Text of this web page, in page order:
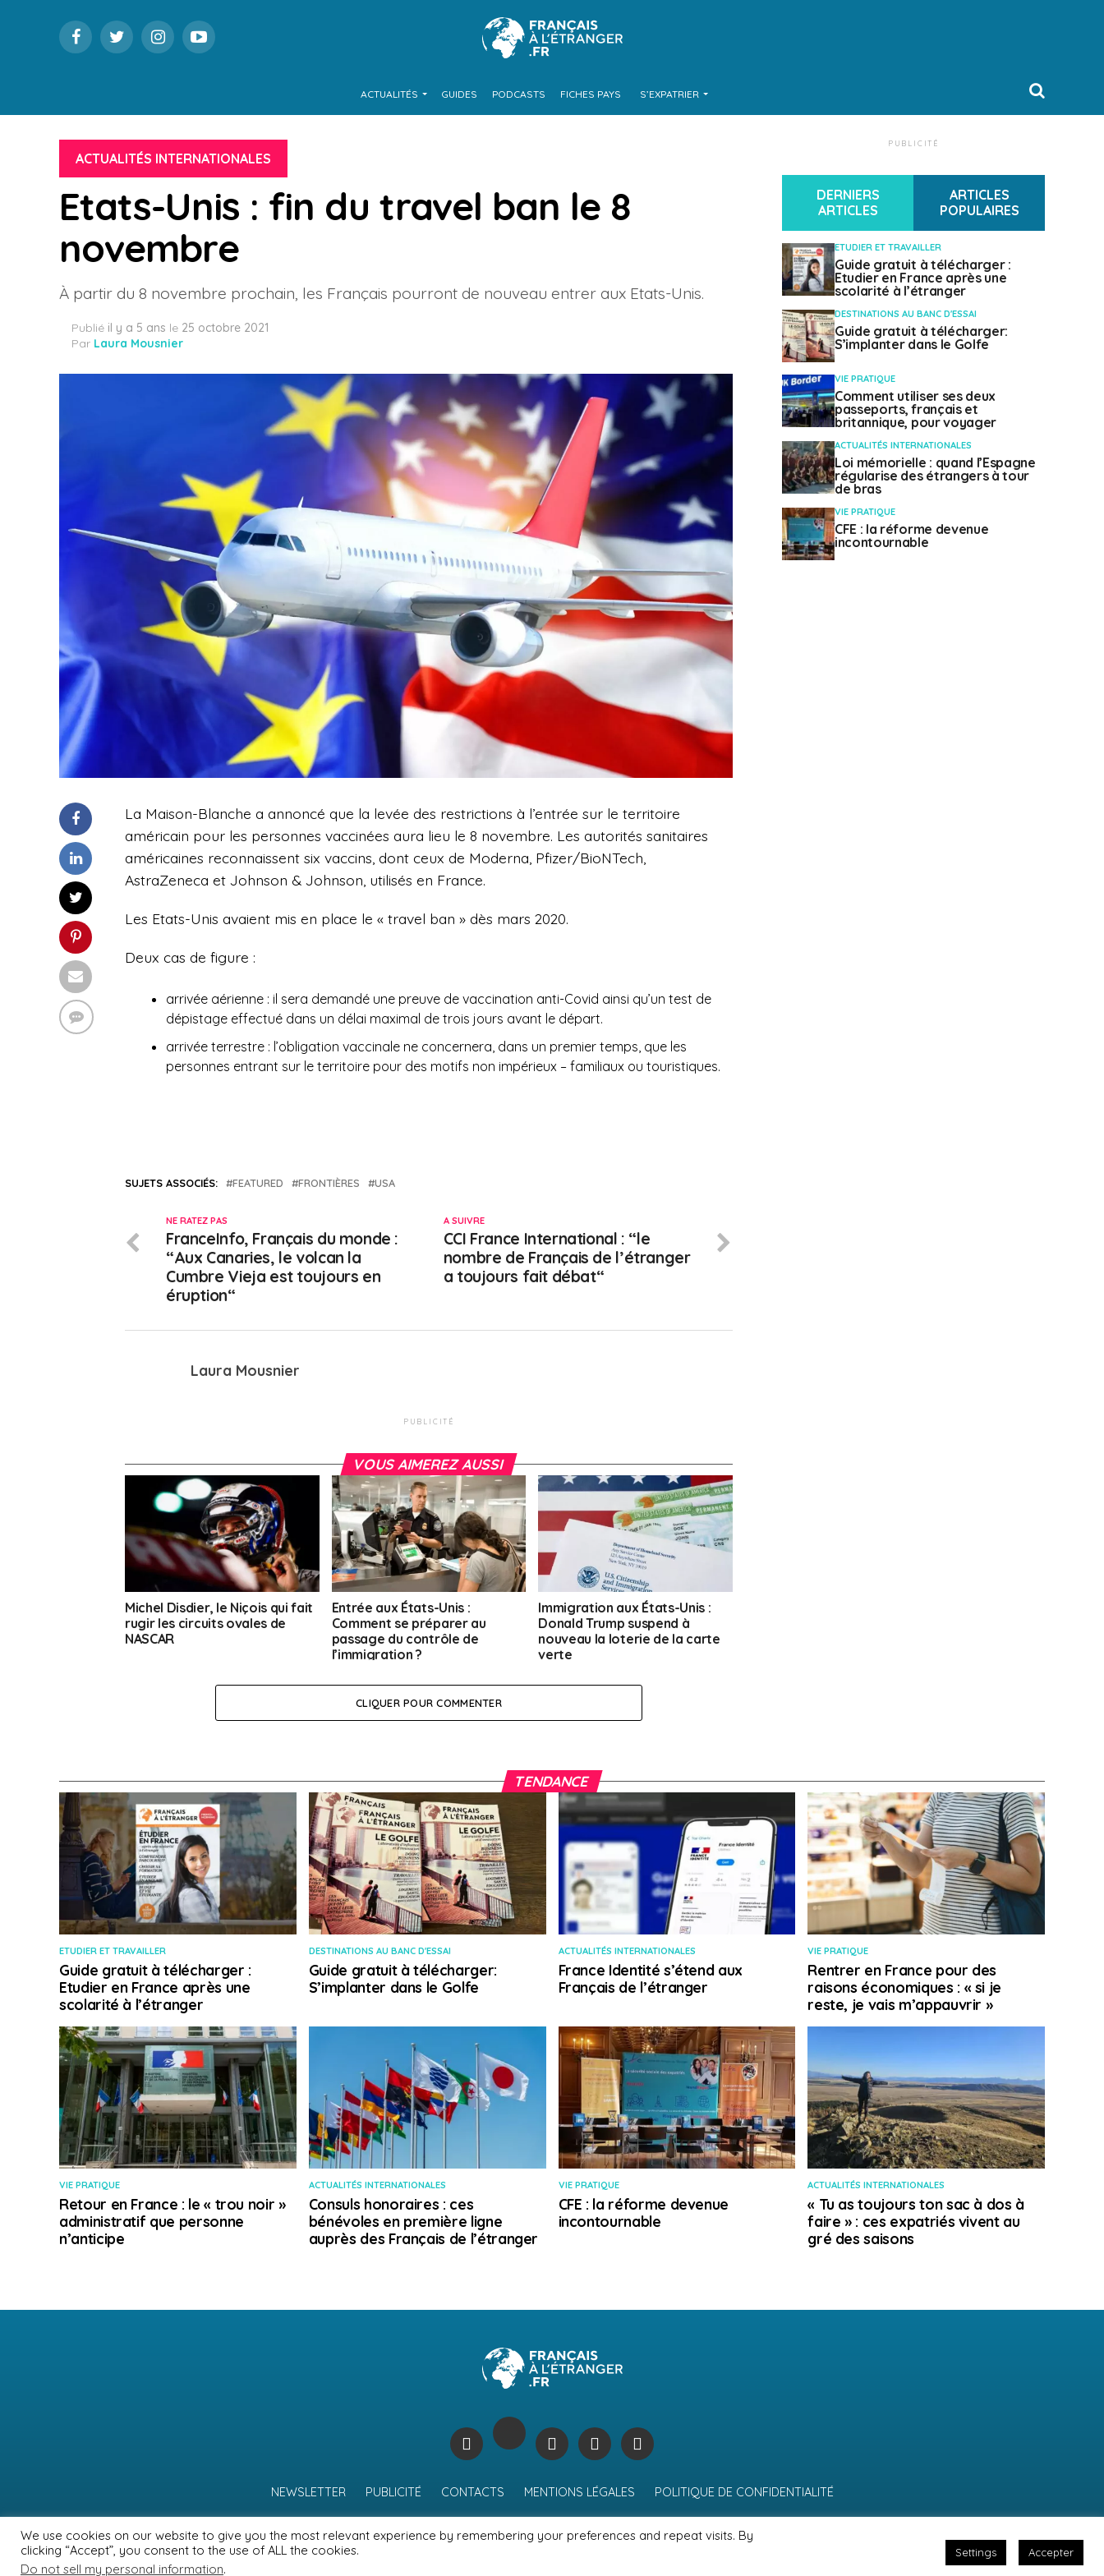
ACTUALITÉS GUIDES PODCASTS FICHES PAYS S’EXPATRIER
ACTUALITÉS INTERNATIONALES
Etats-Unis : fin du travel ban le 8
novembre
À partir du 8 novembre prochain, les Français pourront de nouveau entrer aux Etats-Unis.
Publié il y a 5 ans le 25 octobre 2021
Par Laura Mousnier
La Maison-Blanche a annoncé que la levée des restrictions à l’entrée sur le territoire
américain pour les personnes vaccinées aura lieu le 8 novembre. Les autorités sanitaires
américaines reconnaissent six vaccins, dont ceux de Moderna, Pfizer/BioNTech,
AstraZeneca et Johnson & Johnson, utilisés en France.
Les Etats-Unis avaient mis en place le « travel ban » dès mars 2020.
Deux cas de figure :
arrivée aérienne : il sera demandé une preuve de vaccination anti-Covid ainsi qu’un test de
dépistage effectué dans un délai maximal de trois jours avant le départ.
arrivée terrestre : l’obligation vaccinale ne concernera, dans un premier temps, que les
personnes entrant sur le territoire pour des motifs non impérieux – familiaux ou touristiques.
SUJETS ASSOCIÉS: FEATURED FRONTIÈRES USA
A SUIVRE
CCI France International : “le
nombre de Français de l’étranger
a toujours fait débat“
NE RATEZ PAS
FranceInfo, Français du monde :
“Aux Canaries, le volcan la
Cumbre Vieja est toujours en
éruption“
Laura Mousnier
PUBLICITÉ
VOUS AIMEREZ AUSSI
Michel Disdier, le Niçois qui fait
rugir les circuits ovales de
NASCAR
Entrée aux États-Unis :
Comment se préparer au
passage du contrôle de
l’immigration ?
Immigration aux États-Unis :
Donald Trump suspend à
nouveau la loterie de la carte
verte
CLIQUER POUR COMMENTER
PUBLICITÉ
DERNIERS
ARTICLES
ARTICLES
POPULAIRES
ETUDIER ET TRAVAILLER
Guide gratuit à télécharger :
Etudier en France après une
scolarité à l’étranger
DESTINATIONS AU BANC D'ESSAI
Guide gratuit à télécharger:
S’implanter dans le Golfe
VIE PRATIQUE
Comment utiliser ses deux
passeports, français et
britannique, pour voyager
ACTUALITÉS INTERNATIONALES
Loi mémorielle : quand l’Espagne
régularise des étrangers à tour
de bras
VIE PRATIQUE
CFE : la réforme devenue
incontournable
TENDANCE
ETUDIER ET TRAVAILLER
Guide gratuit à télécharger :
Etudier en France après une
scolarité à l’étranger
DESTINATIONS AU BANC D'ESSAI
Guide gratuit à télécharger:
S’implanter dans le Golfe
ACTUALITÉS INTERNATIONALES
France Identité s’étend aux
Français de l’étranger
VIE PRATIQUE
Rentrer en France pour des
raisons économiques : « si je
reste, je vais m’appauvrir »
VIE PRATIQUE
Retour en France : le « trou noir »
administratif que personne
n’anticipe
ACTUALITÉS INTERNATIONALES
Consuls honoraires : ces
bénévoles en première ligne
auprès des Français de l’étranger
VIE PRATIQUE
CFE : la réforme devenue
incontournable
ACTUALITÉS INTERNATIONALES
« Tu as toujours ton sac à dos à
faire » : ces expatriés vivent au
gré des saisons
NEWSLETTER PUBLICITÉ CONTACTS MENTIONS LÉGALES POLITIQUE DE CONFIDENTIALITÉ
We use cookies on our website to give you the most relevant experience by remembering your preferences and repeat visits. By
clicking “Accept”, you consent to the use of ALL the cookies.
Do not sell my personal information.
Settings Accepter